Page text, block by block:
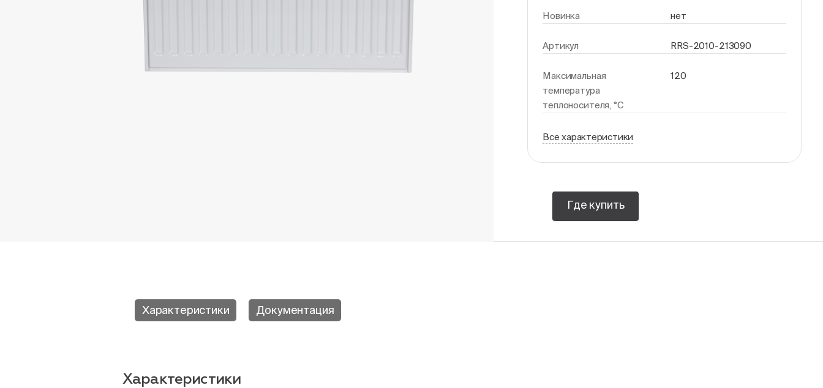
Новинка нет
Артикул RRS-2010-213090
Максимальная
температура
теплоносителя, °С
120
Все характеристики
Где купить
Характеристики Документация
Характеристики